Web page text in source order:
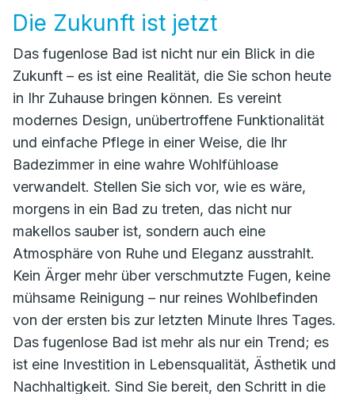
Die Zukunft ist jetzt
Das fugenlose Bad ist nicht nur ein Blick in die
Zukunft – es ist eine Realität, die Sie schon heute
in Ihr Zuhause bringen können. Es vereint
modernes Design, unübertroffene Funktionalität
und einfache Pflege in einer Weise, die Ihr
Badezimmer in eine wahre Wohlfühloase
verwandelt. Stellen Sie sich vor, wie es wäre,
morgens in ein Bad zu treten, das nicht nur
makellos sauber ist, sondern auch eine
Atmosphäre von Ruhe und Eleganz ausstrahlt.
Kein Ärger mehr über verschmutzte Fugen, keine
mühsame Reinigung – nur reines Wohlbefinden
von der ersten bis zur letzten Minute Ihres Tages.
Das fugenlose Bad ist mehr als nur ein Trend; es
ist eine Investition in Lebensqualität, Ästhetik und
Nachhaltigkeit. Sind Sie bereit, den Schritt in die